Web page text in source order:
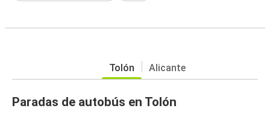
Tolón Alicante
Paradas de autobús en Tolón